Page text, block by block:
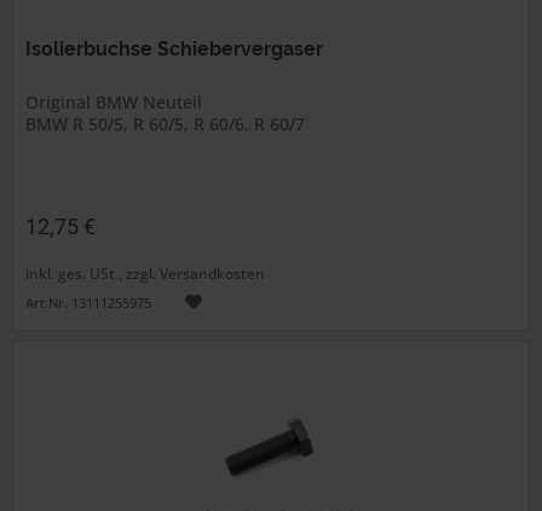
Isolierbuchse Schiebervergaser
Original BMW Neuteil
BMW R 50/5, R 60/5, R 60/6, R 60/7
12,75 €
inkl. ges. USt., zzgl. Versandkosten
Art.Nr. 13111255975